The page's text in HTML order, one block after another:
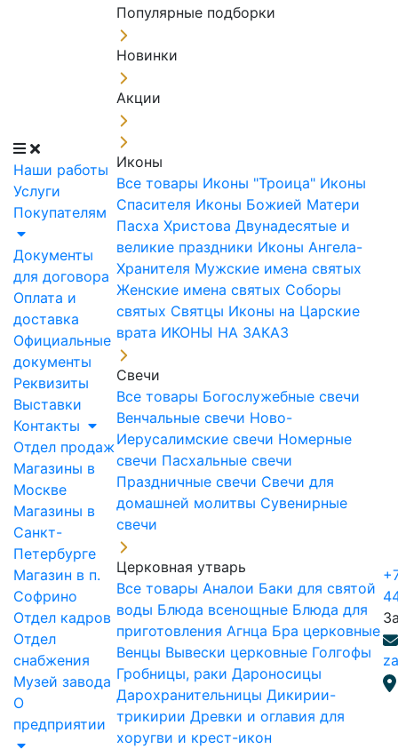
Наши работы
Услуги
Покупателям
Документы
для договора
Оплата и
доставка
Официальные
документы
Реквизиты
Выставки
Контакты
Отдел продаж
Магазины в
Москве
Магазины в
Санкт-
Петербурге
Магазин в п.
Софрино
Отдел кадров
Отдел
снабжения
Музей завода
О
предприятии
Популярные подборки
Новинки
Акции
Иконы
Все товары Иконы "Троица" Иконы
Спасителя Иконы Божией Матери
Пасха Христова Двунадесятые и
великие праздники Иконы Ангела-
Хранителя Мужские имена святых
Женские имена святых Соборы
святых Святцы Иконы на Царские
врата ИКОНЫ НА ЗАКАЗ
Свечи
Все товары Богослужебные свечи
Венчальные свечи Ново-
Иерусалимские свечи Номерные
свечи Пасхальные свечи
Праздничные свечи Свечи для
домашней молитвы Сувенирные
свечи
Церковная утварь
Все товары Аналои Баки для святой
воды Блюда всенощные Блюда для
приготовления Агнца Бра церковные
Венцы Вывески церковные Голгофы
Гробницы, раки Дароносицы
Дарохранительницы Дикирии-
трикирии Древки и оглавия для
хоругви и крест-икон